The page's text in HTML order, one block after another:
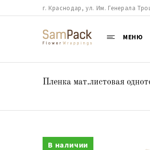
г. Краснодар, ул. Им. Генерала
МЕНЮ
Пленка мат.листовая
В наличии